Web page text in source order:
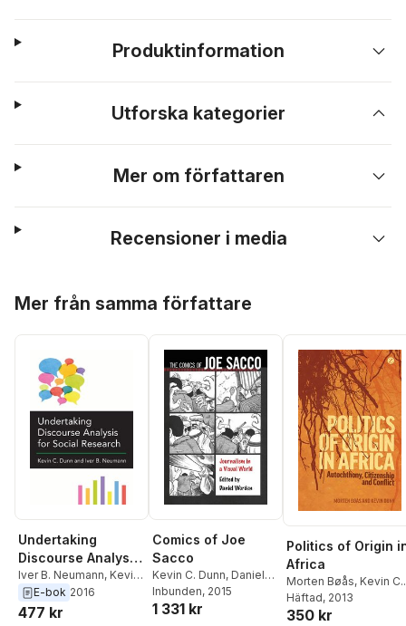
Produktinformation
Utforska kategorier
Mer om författaren
Recensioner i media
Mer från samma författare
Undertaking
Discourse Analysis
for Social
Research
Iver B. Neumann, Kevin
C. Dunn
E-bok 2016
477 kr
Comics of Joe
Sacco
Kevin C. Dunn, Daniel
Worden
Inbunden, 2015
1 331 kr
Politics of Origin
Africa
Morten Bøås, Kevin C.
Dunn
Häftad, 2013
350 kr